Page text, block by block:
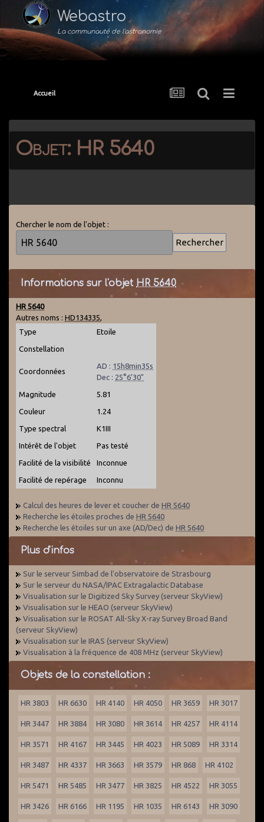
Webastro
La communauté de l'astronomie
Accueil
Objet: HR 5640
Chercher le nom de l'objet :
Informations sur l'objet HR 5640
HR 5640
Autres noms : HD134335,
Type
Etoile
Constellation
Coordonnées
AD : 15h8min35s
Dec : 25°6'30"
Magnitude 5.81
Couleur 1.24
Type spectral K1III
Intérêt de l'objet Pas testé
Facilité de la visibilité Inconnue
Facilité de repérage Inconnu
Calcul des heures de lever et coucher de HR 5640
Recherche les étoiles proches de HR 5640
Recherche les étoiles sur un axe (AD/Dec) de HR 5640
Plus d'infos
Sur le serveur Simbad de l'observatoire de Strasbourg
Sur le serveur du NASA/IPAC Extragalactic Database
Visualisation sur le Digitized Sky Survey (serveur SkyView)
Visualisation sur le HEAO (serveur SkyView)
Visualisation sur le ROSAT All-Sky X-ray Survey Broad Band
(serveur SkyView)
Visualisation sur le IRAS (serveur SkyView)
Visualisation à la fréquence de 408 MHz (serveur SkyView)
Objets de la constellation :
HR 3803 HR 6630 HR 4140 HR 4050 HR 3659 HR 3017
HR 3447 HR 3884 HR 3080 HR 3614 HR 4257 HR 4114
HR 3571 HR 4167 HR 3445 HR 4023 HR 5089 HR 3314
HR 3487 HR 4337 HR 3663 HR 3579 HR 868 HR 4102
HR 5471 HR 5485 HR 3477 HR 3825 HR 4522 HR 3055
HR 3426 HR 6166 HR 1195 HR 1035 HR 6143 HR 3090